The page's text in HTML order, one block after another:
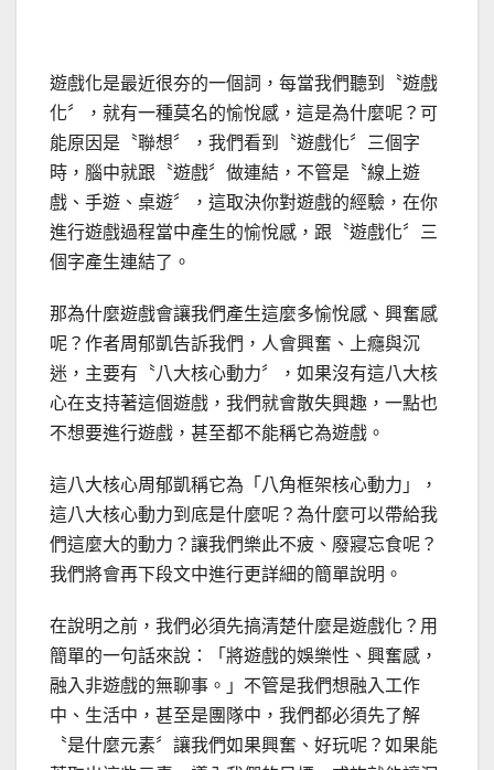
遊戲化是最近很夯的一個詞，每當我們聽到〝遊戲
化〞，就有一種莫名的愉悅感，這是為什麼呢？可
能原因是〝聯想〞，我們看到〝遊戲化〞三個字
時，腦中就跟〝遊戲〞做連結，不管是〝線上遊
戲、手遊、桌遊〞，這取決你對遊戲的經驗，在你
進行遊戲過程當中產生的愉悅感，跟〝遊戲化〞三
個字產生連結了。
那為什麼遊戲會讓我們產生這麼多愉悅感、興奮感
呢？作者周郁凱告訴我們，人會興奮、上癮與沉
迷，主要有〝八大核心動力〞，如果沒有這八大核
心在支持著這個遊戲，我們就會散失興趣，一點也
不想要進行遊戲，甚至都不能稱它為遊戲。
這八大核心周郁凱稱它為「八角框架核心動力」，
這八大核心動力到底是什麼呢？為什麼可以帶給我
們這麼大的動力？讓我們樂此不疲、廢寢忘食呢？
我們將會再下段文中進行更詳細的簡單說明。
在說明之前，我們必須先搞清楚什麼是遊戲化？用
簡單的一句話來說：「將遊戲的娛樂性、興奮感，
融入非遊戲的無聊事。」不管是我們想融入工作
中、生活中，甚至是團隊中，我們都必須先了解
〝是什麼元素〞讓我們如果興奮、好玩呢？如果能